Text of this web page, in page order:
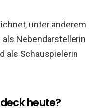
unter anderem
Nebendarstellerin
als Schauspielerin
heute?